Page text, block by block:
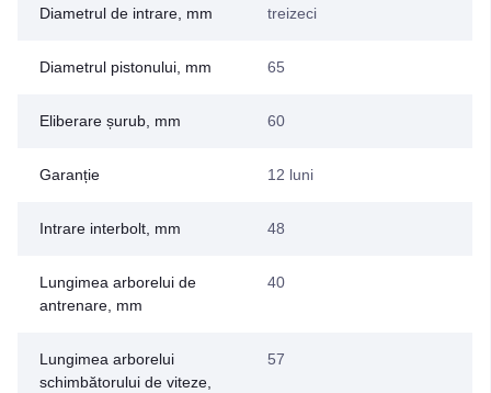
Diametrul de intrare, mm treizeci
Diametrul pistonului, mm 65
Eliberare șurub, mm 60
Garanție 12 luni
Intrare interbolt, mm 48
Lungimea arborelui de
antrenare, mm
40
Lungimea arborelui
schimbătorului de viteze,
57